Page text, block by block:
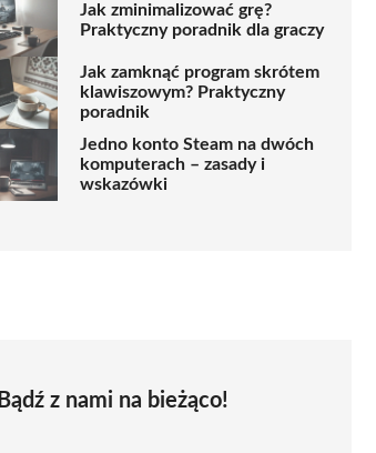
Jak zminimalizować grę?
Praktyczny poradnik dla graczy
Jak zamknąć program skrótem
klawiszowym? Praktyczny
poradnik
Jedno konto Steam na dwóch
komputerach – zasady i
wskazówki
Bądź z nami na bieżąco!